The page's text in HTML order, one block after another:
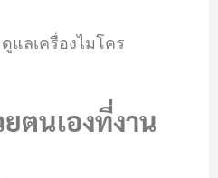
แลเครื่องไมโคร
ตนเองที่งาน